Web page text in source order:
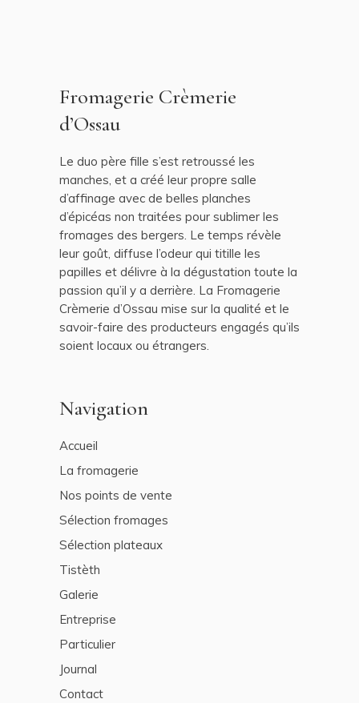
Fromagerie Crèmerie
d’Ossau
Le duo père fille s’est retroussé les
manches, et a créé leur propre salle
d’affinage avec de belles planches
d’épicéas non traitées pour sublimer les
fromages des bergers. Le temps révèle
leur goût, diffuse l’odeur qui titille les
papilles et délivre à la dégustation toute la
passion qu’il y a derrière. La Fromagerie
Crèmerie d’Ossau mise sur la qualité et le
savoir-faire des producteurs engagés qu’ils
soient locaux ou étrangers.
Navigation
Accueil
La fromagerie
Nos points de vente
Sélection fromages
Sélection plateaux
Tistèth
Galerie
Entreprise
Particulier
Journal
Contact